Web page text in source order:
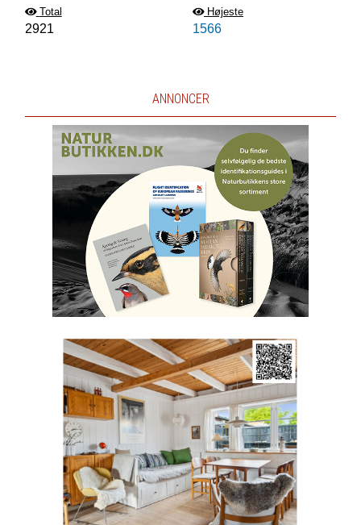
Total
2921
Højeste
1566
ANNONCER